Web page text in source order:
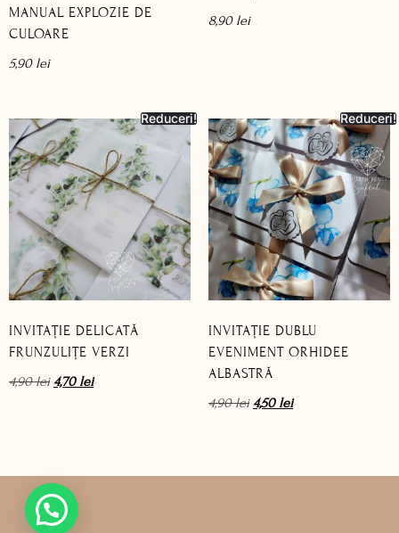
MANUAL EXPLOZIE DE
CULOARE
5,90 lei
8,90 lei
Reduceri!
INVITAȚIE DELICATĂ
FRUNZULIȚE VERZI
4,90lei 4,70lei
Reduceri!
INVITAȚIE DUBLU
EVENIMENT ORHIDEE
ALBASTRĂ
4,90lei 4,50lei